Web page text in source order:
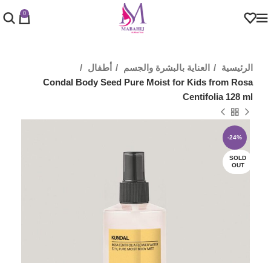
0
الرئيسية العناية بالبشرة والجسم
أطفال
Condal Body Seed Pure Moist for Kids from Rosa
Centifolia 128 ml
-24%
SOLD
OUT